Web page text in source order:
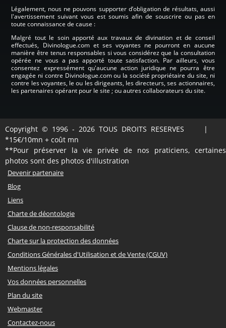
Légalement, nous ne pouvons supporter d’obligation de résultats, aussi
l'avertissement suivant vous est soumis afin de souscrire ou pas en
toute connaissance de cause :
Malgré tout le soin apporté aux travaux de divination et de conseil
effectués, Divinologue.com et ses voyantes ne pourront en aucune
manière être tenus responsables si vous considérez que la consultation
opérée ne vous a pas apporté toute satisfaction. Par ailleurs, vous
consentez expressément qu'aucune action juridique ne pourra être
engagée ni contre Divinologue.com ou la société propriétaire du site, ni
contre les voyantes, le ou les dirigeants, les directeurs, ses actionnaires,
les partenaires opérant pour le site ; ou autres collaborateurs du site.
Copyright © 1996 - 2026 TOUS DROITS RESERVES |
*15€/10mn + coût mn
**Pour préserver la vie privée de nos praticiens, certaines
photos sont des photos d'illustration
Devenir partenaire
Blog
Liens
Charte de déontologie
Clause de non-responsabilité
Charte sur la protection des données
Conditions Générales d'Utilisation et de Vente (CGUV)
Mentions légales
Vos données personnelles
Plan du site
Webmaster
Contactez-nous